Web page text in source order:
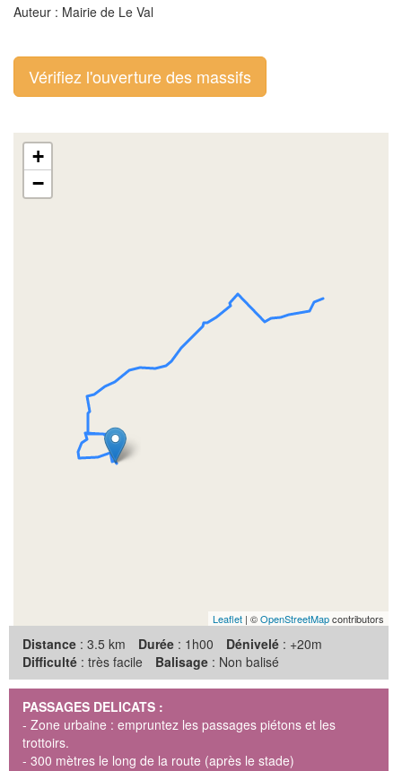
Auteur : Mairie de Le Val
Vérifiez l'ouverture des massifs
+
−
Leaflet | ©OpenStreetMapcontributors
Distance : 3.5 km Durée : 1h00 Dénivelé : +20m
Difficulté : très facile Balisage : Non balisé
PASSAGES DELICATS :
- Zone urbaine : empruntez les passages piétons et les
trottoirs.
- 300 mètres le long de la route (après le stade)